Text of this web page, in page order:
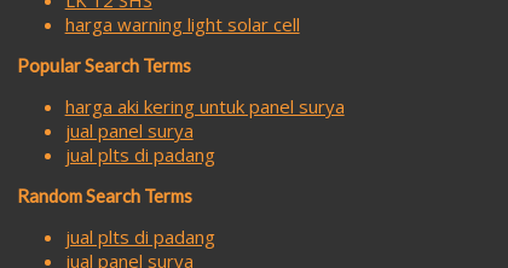
harga warning light solar cell
Popular Search Terms
harga aki kering untuk panel surya
jual panel surya
jual plts di padang
Random Search Terms
jual plts di padang
jual panel surya